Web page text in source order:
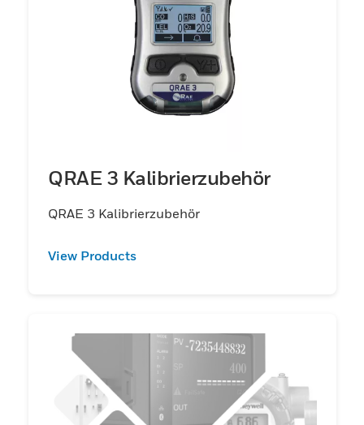
QRAE 3 Kalibrierzubehör
QRAE 3 Kalibrierzubehör
View Products